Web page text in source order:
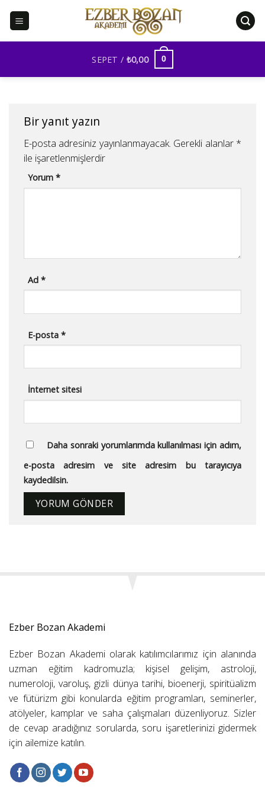
SEPET / ₺0,00 0
Bir yanıt yazın
E-posta adresiniz yayınlanmayacak. Gerekli alanlar *
ile işaretlenmişlerdir
Yorum*
Ad*
E-posta*
İnternet sitesi
Daha sonraki yorumlarımda kullanılması için adım,
e-posta adresim ve site adresim bu tarayıcıya
kaydedilsin.
Ezber Bozan Akademi
Ezber Bozan Akademi olarak katılımcılarımız için alanında
uzman eğitim kadromuzla; kişisel gelişim, astroloji,
numeroloji, varoluş, gizli dünya tarihi, bioenerji, spiritüalizm
ve fütürizm gibi konularda eğitim programları, seminerler,
atölyeler, kamplar ve saha çalışmaları düzenliyoruz. Sizler
de cevap aradığınız sorularda, soru işaretlerinizi gidermek
için ailemize katılın.